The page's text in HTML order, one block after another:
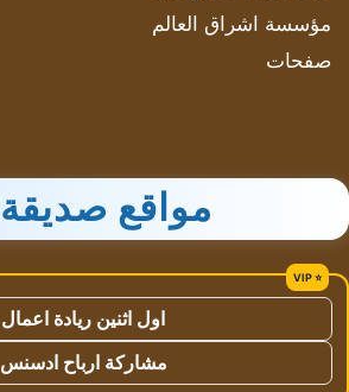
مؤسسة اشراق العالم
صفحات
مواقع صديقة
اول اثنين ريادة اعمال
مشاركة ارباح ادسنس